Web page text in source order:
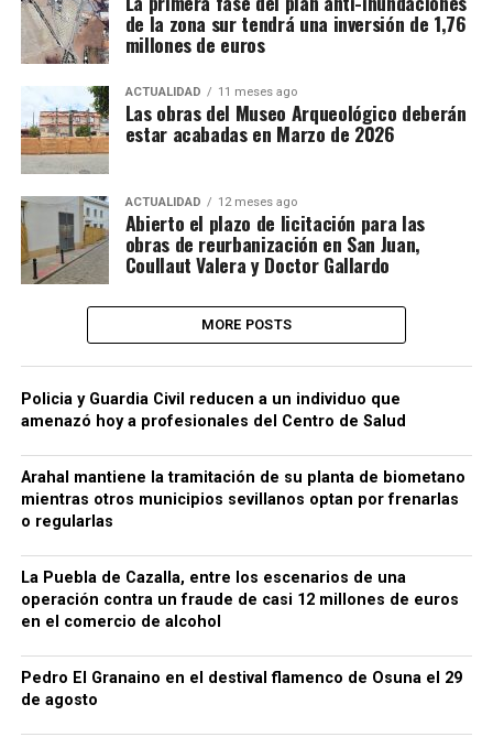
de la zona sur tendrá una inversión de 1,76
millones de euros
ACTUALIDAD 11 meses ago
Las obras del Museo Arqueológico deberán
estar acabadas en Marzo de 2026
ACTUALIDAD 12 meses ago
Abierto el plazo de licitación para las
obras de reurbanización en San Juan,
Coullaut Valera y Doctor Gallardo
MORE POSTS
Policia y Guardia Civil reducen a un individuo que
amenazó hoy a profesionales del Centro de Salud
Arahal mantiene la tramitación de su planta de biometano
mientras otros municipios sevillanos optan por frenarlas
o regularlas
La Puebla de Cazalla, entre los escenarios de una
operación contra un fraude de casi 12 millones de euros
en el comercio de alcohol
Pedro El Granaino en el destival flamenco de Osuna el 29
de agosto